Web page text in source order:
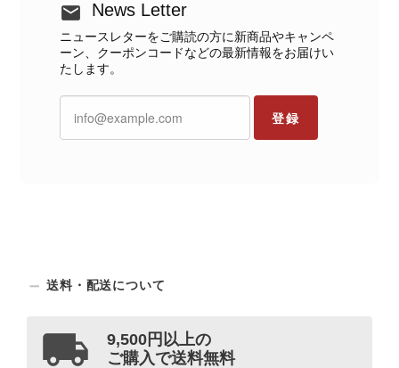
News Letter
ニュースレターをご購読の方に新商品やキャンペ
ーン、クーポンコードなどの最新情報をお届けい
たします。
登録
送料・配送について
9,500円以上の
ご購入で送料無料